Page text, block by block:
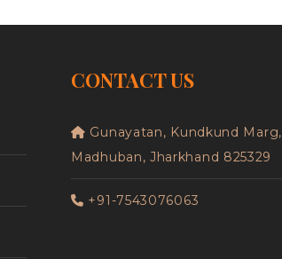
CONTACT US
Gunayatan, Kundkund Marg,
Madhuban, Jharkhand 825329
+91-7543076063